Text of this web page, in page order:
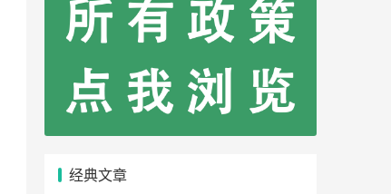
经典文章